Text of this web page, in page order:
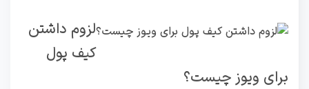
لزوم داشتن
کیف پول
برای ویوز چیست؟